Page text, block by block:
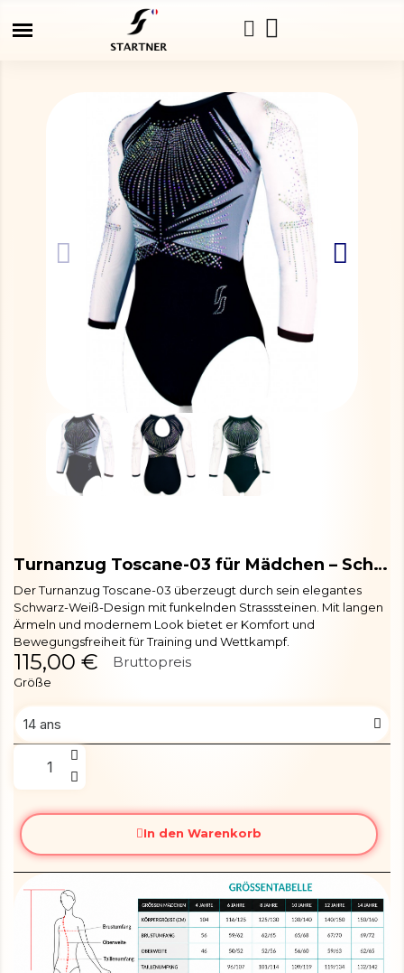
Turnanzug Toscane-03 für Mädchen – Schwarz Weiß mit Strass
Der Turnanzug Toscane-03 überzeugt durch sein elegantes
Schwarz-Weiß-Design mit funkelnden Strasssteinen. Mit langen
Ärmeln und modernem Look bietet er Komfort und
Bewegungsfreiheit für Training und Wettkampf.
115,00 € Bruttopreis
Größe
In den Warenkorb